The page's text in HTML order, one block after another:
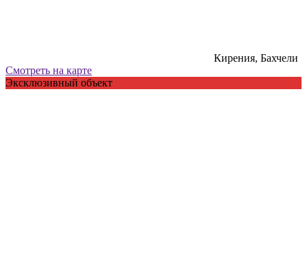
Кирения, Бахчели
Смотреть на карте
Эксклюзивный объект